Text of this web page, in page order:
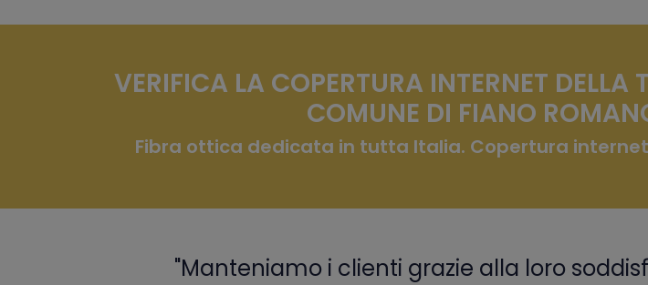
VERIFICA LA COPERTURA INTERNET DELLA
COMUNE DI FIANO
Fibra ottica dedicata in tutta Italia. Copertura
"Manteniamo i clienti grazie alla loro